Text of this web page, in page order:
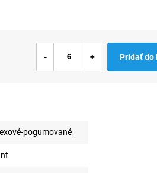
pogumované
Pridať do